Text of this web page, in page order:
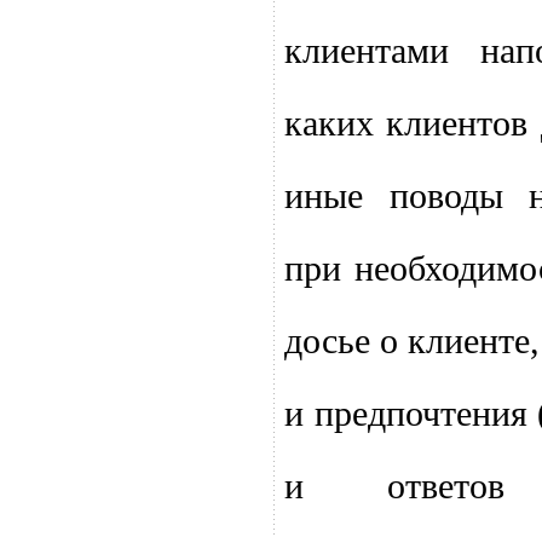
клиентами
каких
иные поводы
при
досье о
и
и